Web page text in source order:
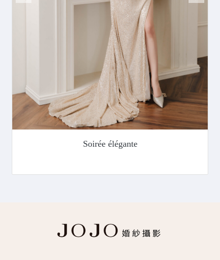
Soirée élégante